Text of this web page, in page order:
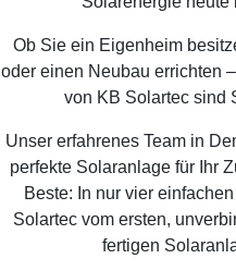
Ob Sie ein Eigenheim
oder einen Neubau errichten
von KB Solartec sind
Unser erfahrenes Team in
perfekte Solaranlage für Ihr
Beste: In nur vier
Solartec vom ersten,
fertigen